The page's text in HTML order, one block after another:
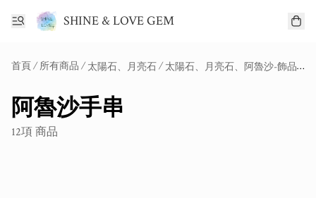
SHINE & LOVE GEM
首頁/所有商品 / 太陽石、月亮石/ 太陽石、月亮石、阿魯沙-飾品 /
阿魯沙手串
12項 商品